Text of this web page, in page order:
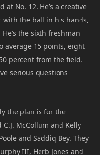
at No. 12. He’s a creative
with the ball in his hands,
the sixth freshman
average 15 points, eight
percent from the field.
serious questions
the plan is for the
McCollum and Kelly
and Saddiq Bey. They
III, Herb Jones and